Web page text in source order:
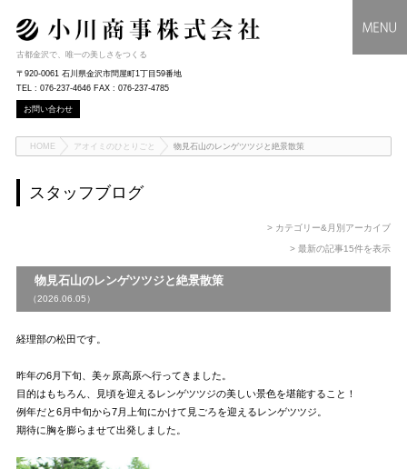
古都金沢で、唯一の美しさをつくる
〒920-0061 石川県金沢市問屋町1丁目59番地
TEL : 076-237-4646 FAX : 076-237-4785
お問い合わせ
HOME アオイミのひとりごと 物見石山のレンゲツツジと絶景散策
スタッフブログ
> カテゴリー&月別アーカイブ
> 最新の記事15件を表示
物見石山のレンゲツツジと絶景散策
（2026.06.05）
経理部の松田です。
昨年の6月下旬、美ヶ原高原へ行ってきました。
目的はもちろん、見頃を迎えるレンゲツツジの美しい景色を堪能すること！
例年だと6月中旬から7月上旬にかけて見ごろを迎えるレンゲツツジ。
期待に胸を膨らませて出発しました。